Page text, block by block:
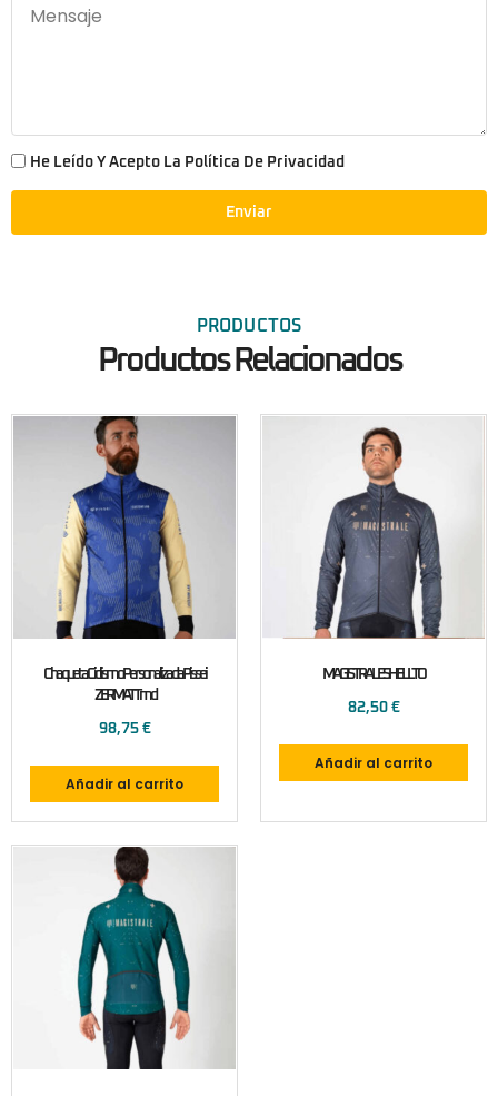
He Leído Y Acepto La Política De Privacidad
Enviar
PRODUCTOS
Productos Relacionados
Chaqueta Ciclismo Personalizada Pissei
ZERMATTmd
98,75 €
Añadir al carrito
MAGISTRALESHELLTO
82,50 €
Añadir al carrito